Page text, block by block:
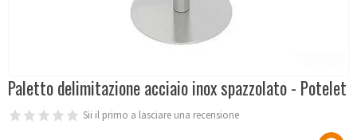
Paletto delimitazione acciaio inox spazzolato - Potelet
Sii il primo a lasciare una recensione